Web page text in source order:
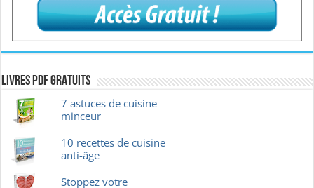
Livres pdf GRATUITS
7 astuces de cuisine
minceur
10 recettes de cuisine
anti-âge
Stoppez votre